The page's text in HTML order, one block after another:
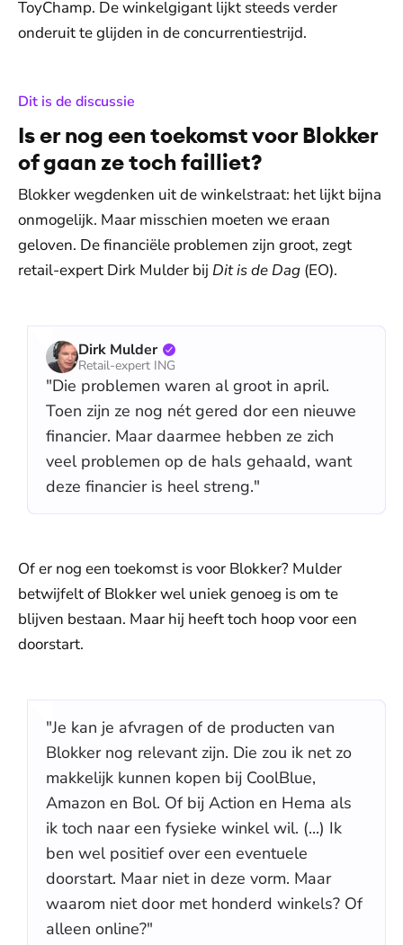
ToyChamp. De winkelgigant lijkt steeds verder
onderuit te glijden in de concurrentiestrijd.
Dit is de discussie
Is er nog een toekomst voor Blokker
of gaan ze toch failliet?
Blokker wegdenken uit de winkelstraat: het lijkt bijna
onmogelijk. Maar misschien moeten we eraan
geloven. De financiële problemen zijn groot, zegt
retail-expert Dirk Mulder bij Dit is de Dag (EO).
Dirk Mulder
Retail-expert ING
"Die problemen waren al groot in april.
Toen zijn ze nog nét gered dor een nieuwe
financier. Maar daarmee hebben ze zich
veel problemen op de hals gehaald, want
deze financier is heel streng."
Of er nog een toekomst is voor Blokker? Mulder
betwijfelt of Blokker wel uniek genoeg is om te
blijven bestaan. Maar hij heeft toch hoop voor een
doorstart.
"Je kan je afvragen of de producten van
Blokker nog relevant zijn. Die zou ik net zo
makkelijk kunnen kopen bij CoolBlue,
Amazon en Bol. Of bij Action en Hema als
ik toch naar een fysieke winkel wil. (...) Ik
ben wel positief over een eventuele
doorstart. Maar niet in deze vorm. Maar
waarom niet door met honderd winkels? Of
alleen online?"